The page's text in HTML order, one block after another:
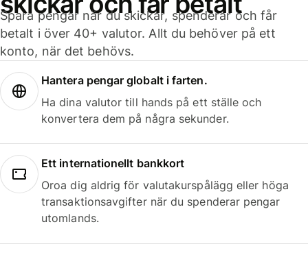
Spara pengar när du skickar, spenderar och får
betalt i över 40+ valutor. Allt du behöver på ett
konto, när det behövs.
Hantera pengar globalt i farten.
Ha dina valutor till hands på ett ställe och
konvertera dem på några sekunder.
Ett internationellt bankkort
Oroa dig aldrig för valutakurspålägg eller höga
transaktionsavgifter när du spenderar pengar
utomlands.